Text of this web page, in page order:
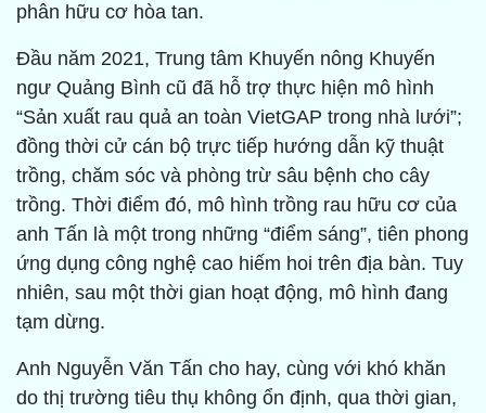
phân hữu cơ hòa tan.
Đầu năm 2021, Trung tâm Khuyến nông Khuyến
ngư Quảng Bình cũ đã hỗ trợ thực hiện mô hình
“Sản xuất rau quả an toàn VietGAP trong nhà lưới”;
đồng thời cử cán bộ trực tiếp hướng dẫn kỹ thuật
trồng, chăm sóc và phòng trừ sâu bệnh cho cây
trồng. Thời điểm đó, mô hình trồng rau hữu cơ của
anh Tấn là một trong những “điểm sáng”, tiên phong
ứng dụng công nghệ cao hiếm hoi trên địa bàn. Tuy
nhiên, sau một thời gian hoạt động, mô hình đang
tạm dừng.
Anh Nguyễn Văn Tấn cho hay, cùng với khó khăn
do thị trường tiêu thụ không ổn định, qua thời gian,